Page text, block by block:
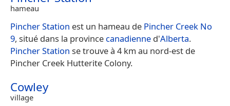
hameau
Pincher Station est un hameau de Pincher Creek No
9, situé dans la province canadienne d'Alberta.
Pincher Station se trouve à 4 km au nord-est de
Pincher Creek Hutterite Colony.
Cowley
village